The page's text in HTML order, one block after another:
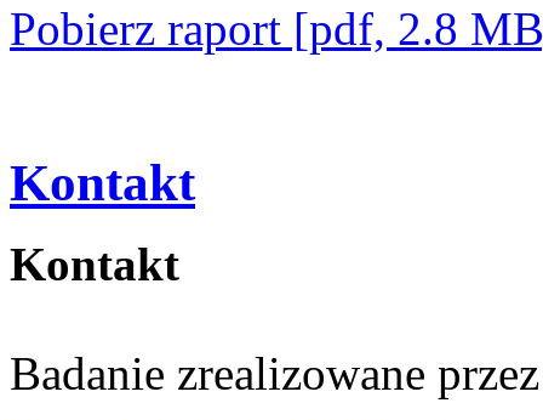
Pobierz raport [pdf, 2.8
Kontakt
Kontakt
Badanie zrealizowane